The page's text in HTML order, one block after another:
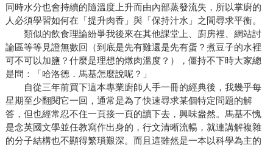
同時水分也會持續的隨溫度上升而由內部蒸發流失，所以掌廚的
人必須學習如何在「提升肉香」與「保持汁水」之間尋求平衡。
類似的飲食理論紛爭我後來在其他課堂上、廚房裡、網站討
論區等等見證無數回（到底是先有雞還是先有蛋？煮豆子的水裡
可不可以加鹽？什麼是理想的燉肉溫度？），僵持不下時大家總
是問：「哈洛德．馬基怎麼說呢？」
自從三年前買下這本專業廚師人手一冊的經典後，我幾乎每
星期至少翻閱它一回，通常是為了快速尋求某個特定問題的解
答，但也經常忍不住一頁接一頁的讀下去，興味盎然。馬基不愧
是念英國文學並任教寫作出身的，行文清晰流暢，就連講解複雜
的分子結構也不顯得繁瑣艱深。而且這雖然是一本以科學為主的